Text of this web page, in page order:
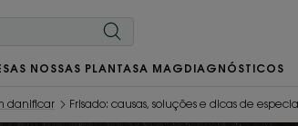
AS NOSSAS PLANTASA MAG DIAGNÓSTICOS
danificar Frisado: causas, soluções e dicas de